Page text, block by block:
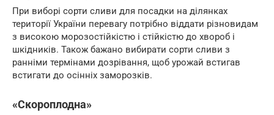
При виборі сорти сливи для посадки на ділянках
території України перевагу потрібно віддати різновидам
з високою морозостійкістю і стійкістю до хвороб і
шкідників. Також бажано вибирати сорти сливи з
ранніми термінами дозрівання, щоб урожай встигав
встигати до осінніх заморозків.
«Скороплодна»